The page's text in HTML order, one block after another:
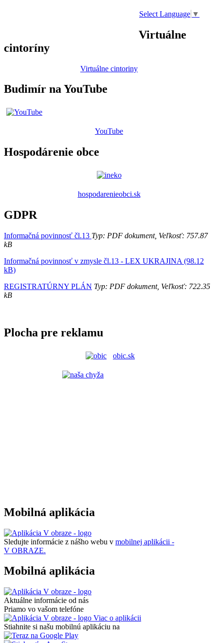
Select Language ▼
Virtuálne
cintoríny
Virtuálne cintoriny
Budimír na YouTube
YouTube
Hospodárenie obce
hospodarenieobci.sk
GDPR
Informačná povinnosť čl.13 Typ: PDF dokument, Veľkosť: 757.87
kB
Informačná povinnosť v zmysle čl.13 - LEX UKRAJINA (98.12
kB)
REGISTRATÚRNY PLÁN Typ: PDF dokument, Veľkosť: 722.35
kB
Plocha pre reklamu
obic.sk
Mobilná aplikácia
Sledujte informácie z nášho webu v mobilnej aplikácii -
V OBRAZE.
Mobilná aplikácia
Aktuálne informácie od nás
Priamo vo vašom telefóne
Viac o aplikácii
Stiahnite si našu mobilnú aplikáciu na